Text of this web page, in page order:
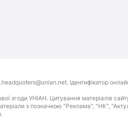
Ідентифікатор онлайн-
згоди УНІАН. Цитування матеріалів
з позначкою "Реклама", "НК",